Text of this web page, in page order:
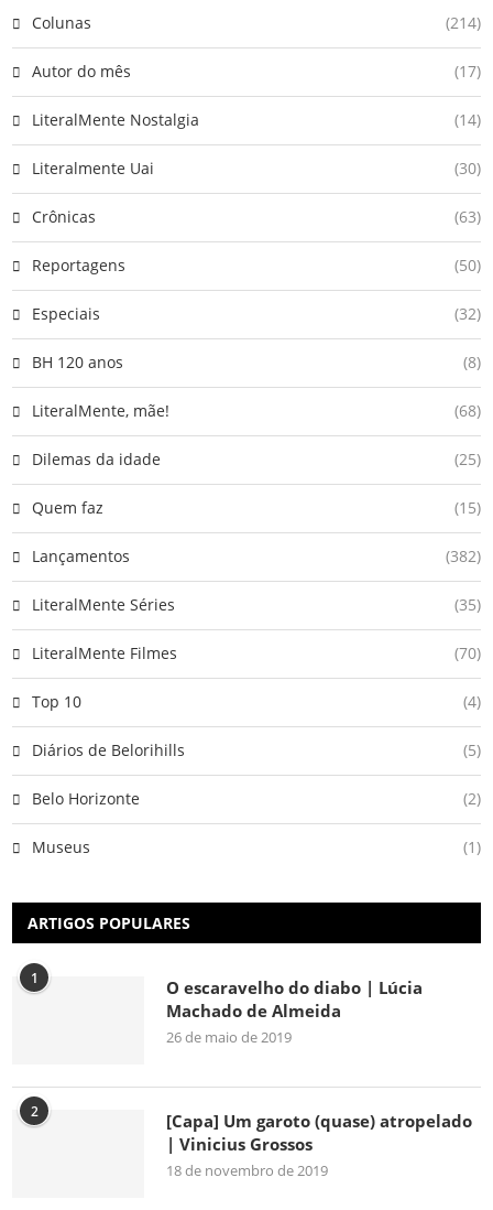
Colunas (214)
Autor do mês (17)
LiteralMente Nostalgia (14)
Literalmente Uai (30)
Crônicas (63)
Reportagens (50)
Especiais (32)
BH 120 anos (8)
LiteralMente, mãe! (68)
Dilemas da idade (25)
Quem faz (15)
Lançamentos (382)
LiteralMente Séries (35)
LiteralMente Filmes (70)
Top 10 (4)
Diários de Belorihills (5)
Belo Horizonte (2)
Museus (1)
ARTIGOS POPULARES
1
O escaravelho do diabo | Lúcia
Machado de Almeida
26 de maio de 2019
2
[Capa] Um garoto (quase) atropelado
| Vinicius Grossos
18 de novembro de 2019